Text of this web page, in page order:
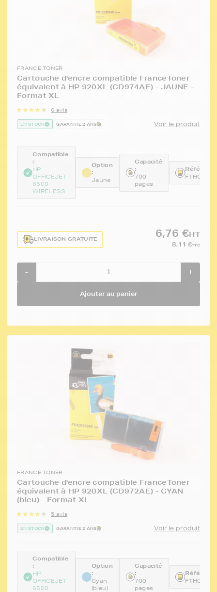
FRANCE TONER
Cartouche d'encre compatible FranceToner
équivalent à HP 920XL (CD974AE) - JAUNE -
Format XL
6 avis
EN STOCK GARANTIE 2 ANS Voir le produit
Compatible
:
HP
OFFICEJET
6500
WIRELESS
Option
:
Jaune
Capacité
:
700
pages
LIVRAISON GRATUITE
6,76 €HT
8,11 €TTC
- +
Ajouter au panier
FRANCE TONER
Cartouche d'encre compatible FranceToner
équivalent à HP 920XL (CD972AE) - CYAN
(bleu) - Format XL
5 avis
EN STOCK GARANTIE 2 ANS Voir le produit
Compatible
:
HP
OFFICEJET
6500
Option
:
Cyan
(bleu)
Capacité
:
700
pages